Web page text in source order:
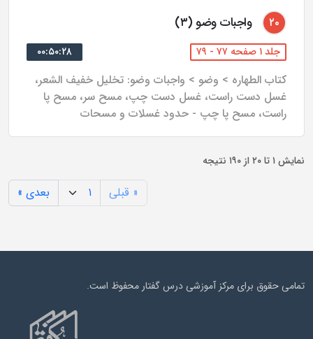
۲۰ واجبات وضو (۳)
جلد ۱ صفحه ۷۷ - ۷۹ ۰۰:۵۰:۲۸
کتاب الطهاره > وضو > واجبات وضو: تخلیل خفیف الشعر،
غسل دست راست، غسل دست چپ، مسح سر، مسح پا
راست، مسح پا چپ - حدود غسلات و مسحات
نمایش ۱تا۲۰ از ۱۹۰ نتیجه
« قبلی بعدی »
تمامی حقوق برای مرکز آموزشی درس گفتار محفوظ است.